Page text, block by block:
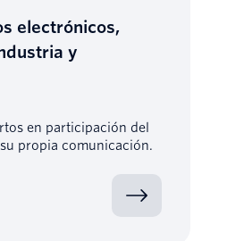
electrónicos,
y
en participación del
propia comunicación.